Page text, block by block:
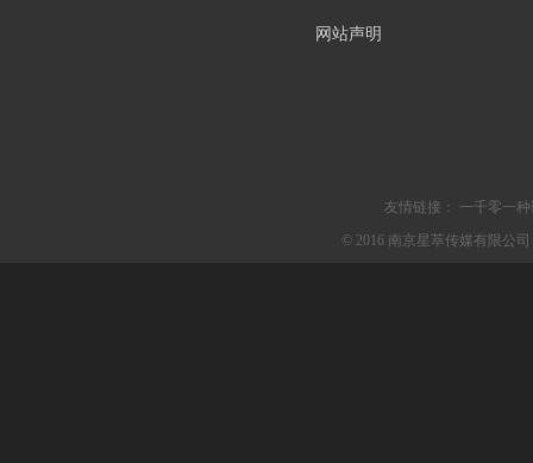
网站声明
友情链接：
一千零一
© 2016 南京星萃传媒有限公司